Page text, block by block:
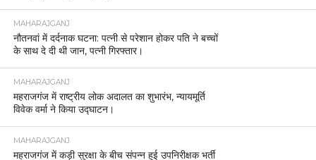
MAHARAJGANJ
नौतनवां में दर्दनाक घटना: पत्नी से परेशान होकर पति ने बच्चों
के साथ दे दी थी जान, पत्नी गिरफ्तार।
MAHARAJGANJ
महराजगंज में राष्ट्रीय लोक अदालत का शुभारंभ, न्यायमूर्ति
विवेक वर्मा ने किया उद्घाटन।
MAHARAJGANJ
महराजगंज में कड़ी सुरक्षा के बीच संपन्न हुई उपनिरीक्षक भर्ती